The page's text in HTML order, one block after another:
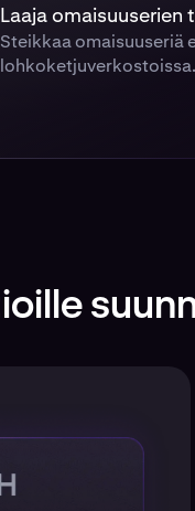
Laaja omaisuuserien
Steikkaa omaisuuseriä
lohkoketjuverkostoissa.